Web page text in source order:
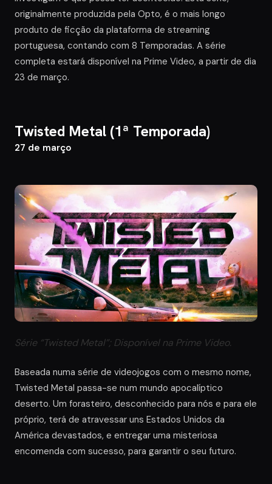
originalmente produzida pela Opto, é o mais longo
produto de ficção da plataforma de streaming
portuguesa, contando com 8 Temporadas. A série
completa estará disponível na Prime Video, a partir de dia
23 de março.
Twisted Metal (1ª Temporada)
27 de março
Série “Twisted Metal”; Disponível na Prime Video.
Baseada numa série de videojogos com o mesmo nome,
Twisted Metal passa-se num mundo apocalíptico
deserto. Um forasteiro, desconhecido para nós e para ele
próprio, terá de atravessar uns Estados Unidos da
América devastados, e entregar uma misteriosa
encomenda com sucesso, para garantir o seu futuro.